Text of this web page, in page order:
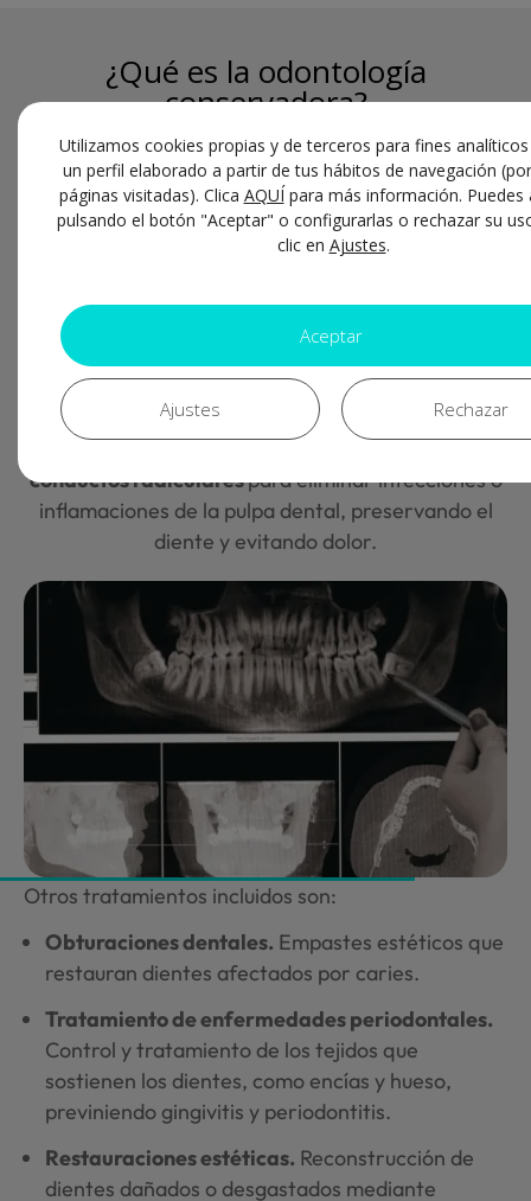
¿Qué es la odontología
conservadora?
dos áreas:
Odontología
Mientras que laoperatoriae encarga deeliminar
lesiones
causadas por caries, restaurando la forma
y función de los dientes, laendodonciatrata los
conductos radicularespara eliminar infecciones o
inflamaciones de la pulpa dental, preservando el
diente y evitando dolor.
Otros tratamientos incluidos son:
Obturaciones dentales. Empastes estéticos que
restauran dientes afectados por caries.
Tratamiento de enfermedades periodontales.
Control y tratamiento de los tejidos que
sostienen los dientes, como encías y hueso,
previniendo gingivitis y periodontitis.
Restauraciones estéticas. Reconstrucción de
dientes dañados o desgastados mediante
Utilizamos cookies propias y de terceros para fines
un perfil elaborado a partir de tus hábitos de navegación
páginas visitadas). Clica AQUÍpara más información. Puedes
pulsando el botón "Aceptar" o configurarlas o rechazar su
clic en Ajustes.
Aceptar
Rechazar
Ajustes